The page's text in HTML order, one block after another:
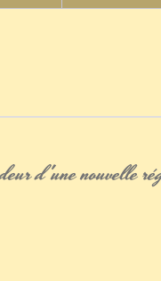
d'une nouvelle